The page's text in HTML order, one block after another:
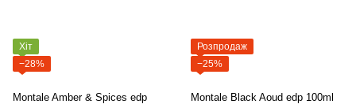
Хіт
−28%
Montale Amber & Spices edp
Розпродаж
−25%
Montale Black Aoud edp 100ml